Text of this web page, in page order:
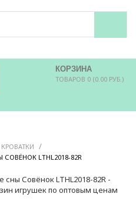
КОРЗИНА
ТОВАРОВ 0 (0.00 РУБ.)
/
LTHL2018-82R